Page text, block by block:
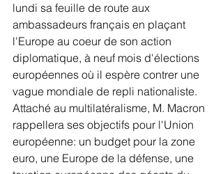
lundi sa feuille de route aux
ambassadeurs français en plaçant
l'Europe au coeur de son action
diplomatique, à neuf mois d'élections
européennes où il espère contrer une
vague mondiale de repli nationaliste.
Attaché au multilatéralisme, M. Macron
rappellera ses objectifs pour l'Union
européenne: un budget pour la zone
euro, une Europe de la défense, une